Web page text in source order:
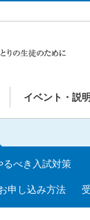
イベント・説
るべき入試対策
申し込み方法